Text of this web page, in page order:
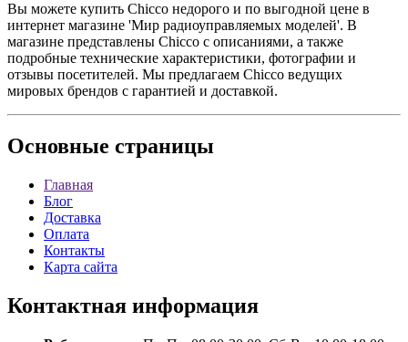
Вы можете купить Chicco недорого и по выгодной цене в
интернет магазине 'Мир радиоуправляемых моделей'. В
магазине представлены Chicco с описаниями, а также
подробные технические характеристики, фотографии и
отзывы посетителей. Мы предлагаем Chicco ведущих
мировых брендов с гарантией и доставкой.
Основные страницы
Главная
Блог
Доставка
Оплата
Контакты
Карта сайта
Контактная информация